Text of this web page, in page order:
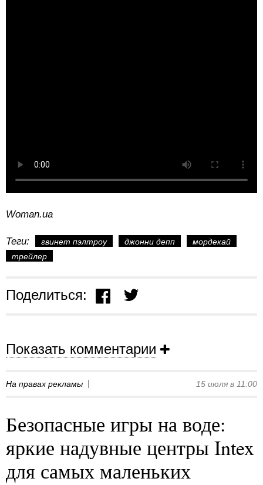
Woman.ua
Теги: гвинет пэлтроу джонни депп
мордекай
трейлер
Поделиться:
Показать комментарии
На правах рекламы 15 июля в 11:00
Безопасные игры на воде:
яркие надувные центры Intex
для самых маленьких